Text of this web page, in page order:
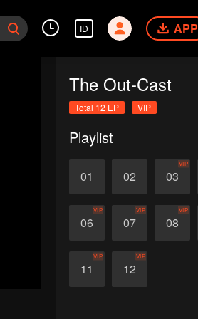
ID APP
The Out-Cast
Total 12 EP VIP
Playlist
01 02 03
VIP
06
VIP
07
VIP
08
VIP
11
VIP
12
VIP